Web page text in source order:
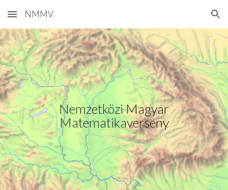
Skip to main content Skip to navigation
NMMV
Nemzetközi Magyar
Matematikaverseny